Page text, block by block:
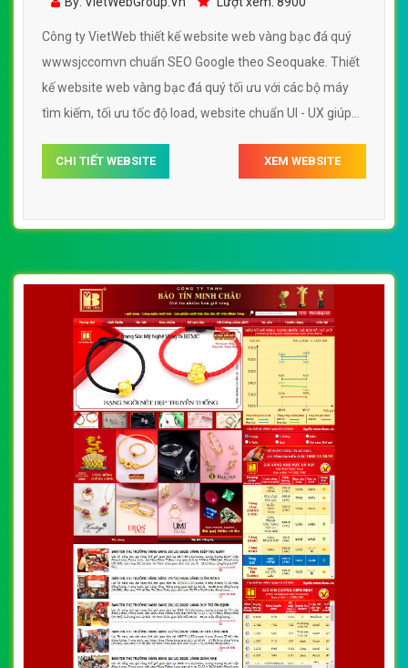
Công ty VietWeb thiết kế website web vàng bạc đá quý
wwwsjccomvn chuẩn SEO Google theo Seoquake. Thiết
kế website web vàng bạc đá quý tối ưu với các bộ máy
tìm kiếm, tối ưu tốc độ load, website chuẩn UI - UX giúp
đá quý wwwsjccomvn
CHI TIẾT WEBSITE XEM WEBSITE